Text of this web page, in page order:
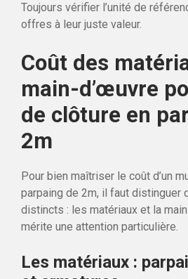
Toujours vérifier l’unité de
offres à leur juste valeur.
Coût des
main-d’œuvre
de clôture en
2m
Pour bien maîtriser le coût d’un
parpaing de 2m, il faut distinguer
distincts : les matériaux et la
mérite une attention particulière.
Les matériaux :